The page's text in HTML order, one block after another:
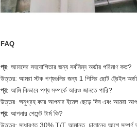
FAQ
প্র: আমাদের সহযোগিতার জন্য সর্বনিম্ন অর্ডার পরিমাণ কত?
উত্তর: আমরা স্টক পণ্যগুলির জন্য 1 পিসির ছোট ট্রেইল
প্র: আমি কিভাবে পণ্য সম্পর্কে আরও জানতে পারি?
উত্তর: অনুগ্রহ করে আপনার ইমেল ছেড়ে দিন এবং আমরা
প্র: আপনার পেমেন্ট টার্ম কি?
উত্তর: সাধারণত 30% T/T আমানত, চালানের আগে সম্পূর্ণ